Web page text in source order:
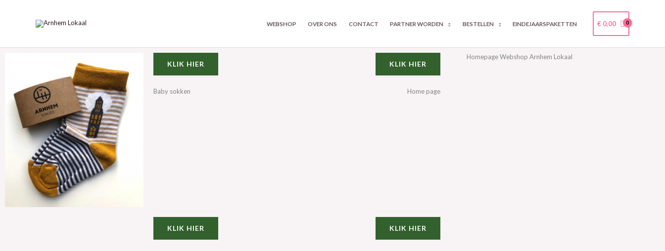
WEBSHOP OVER ONS CONTACT PARTNER WORDEN BESTELLEN EINDEJAARSPAKETTEN €0,00
KLIK HIER
Baby sokken
KLIK HIER
Home page
Homepage Webshop Arnhem Lokaal
KLIK HIER KLIK HIER